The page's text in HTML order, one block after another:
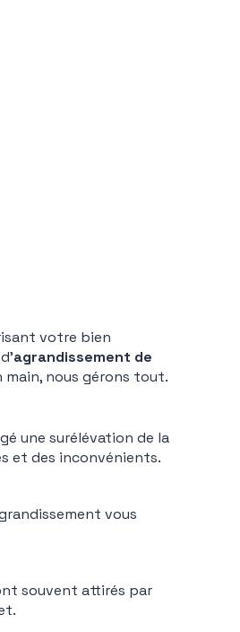
votre bien
agrandissement de
main, nous gérons tout.
une surélévation de la
et des inconvénients.
vous
souvent attirés par